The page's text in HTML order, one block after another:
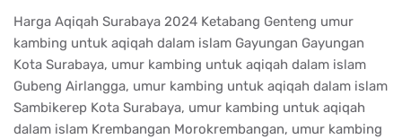
Harga Aqiqah Surabaya 2024 Ketabang Genteng umur
kambing untuk aqiqah dalam islam Gayungan Gayungan
Kota Surabaya, umur kambing untuk aqiqah dalam islam
Gubeng Airlangga, umur kambing untuk aqiqah dalam islam
Sambikerep Kota Surabaya, umur kambing untuk aqiqah
dalam islam Krembangan Morokrembangan, umur kambing